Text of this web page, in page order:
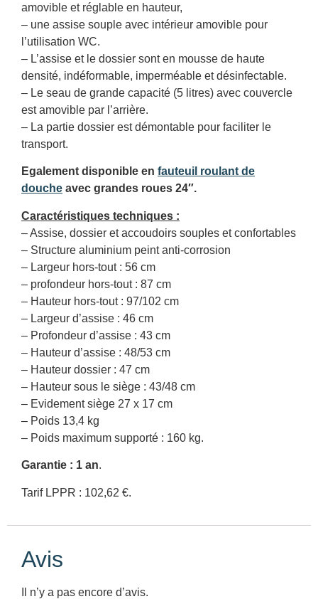
amovible et réglable en hauteur,
– une assise souple avec intérieur amovible pour
l’utilisation WC.
– L’assise et le dossier sont en mousse de haute
densité, indéformable, imperméable et désinfectable.
– Le seau de grande capacité (5 litres) avec couvercle
est amovible par l’arrière.
– La partie dossier est démontable pour faciliter le
transport.
Egalement disponible en fauteuil roulant de
douche avec grandes roues 24″.
Caractéristiques techniques :
– Assise, dossier et accoudoirs souples et confortables
– Structure aluminium peint anti-corrosion
– Largeur hors-tout : 56 cm
– profondeur hors-tout : 87 cm
– Hauteur hors-tout : 97/102 cm
– Largeur d’assise : 46 cm
– Profondeur d’assise : 43 cm
– Hauteur d’assise : 48/53 cm
– Hauteur dossier : 47 cm
– Hauteur sous le siège : 43/48 cm
– Evidement siège 27 x 17 cm
– Poids 13,4 kg
– Poids maximum supporté : 160 kg.
Garantie : 1 an.
Tarif LPPR : 102,62 €.
Avis
Il n’y a pas encore d’avis.